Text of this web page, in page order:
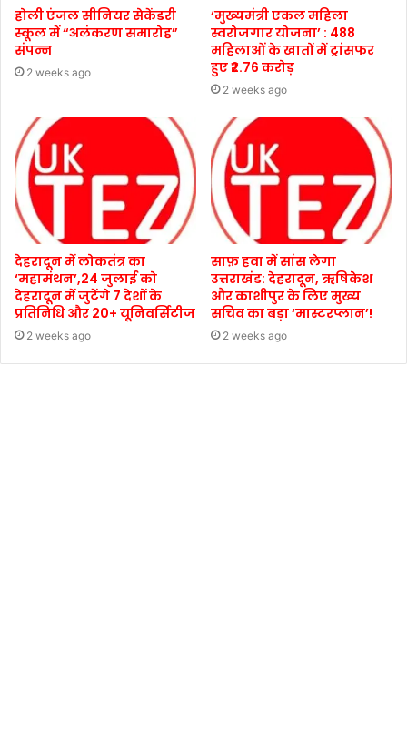
होली एंजल सीनियर सेकेंडरी
स्कूल में “अलंकरण समारोह”
संपन्न
2 weeks ago
‘मुख्यमंत्री एकल महिला
स्वरोजगार योजना’ : 488
महिलाओं के खातों में ट्रांसफर
हुए ₹2.76 करोड़
2 weeks ago
देहरादून में लोकतंत्र का
‘महामंथन’,24 जुलाई को
देहरादून में जुटेंगे 7 देशों के
प्रतिनिधि और 20+ यूनिवर्सिटीज
2 weeks ago
साफ़ हवा में सांस लेगा
उत्तराखंड: देहरादून, ऋषिकेश
और काशीपुर के लिए मुख्य
सचिव का बड़ा ‘मास्टरप्लान’!
2 weeks ago